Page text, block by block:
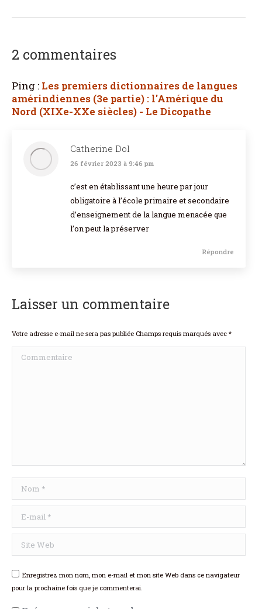
2 commentaires
Ping : Les premiers dictionnaires de langues
amérindiennes (3e partie) : l'Amérique du
Nord (XIXe-XXe siècles) - Le Dicopathe
Catherine Dol
dit
26 février 2023 à 9:46 pm
c’est en établissant une heure par jour
obligatoire à l’école primaire et secondaire
d’enseignement de la langue menacée que
l’on peut la préserver
Répondre
Laisser un commentaire
Votre adresse e-mail ne sera pas publiée Champs requis marqués avec *
Commentaire
Nom *
E-mail *
Site Web
Enregistrez mon nom, mon e-mail et mon site Web dans ce navigateur
pour la prochaine fois que je commenterai.